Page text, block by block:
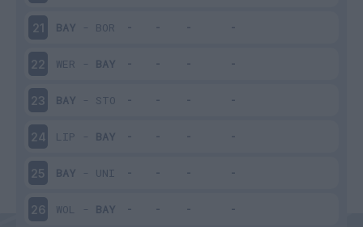
21 BAY - BOR
22 WER - BAY
23 BAY - STO
24 LIP - BAY
25 BAY - UNI
26 WOL - BAY